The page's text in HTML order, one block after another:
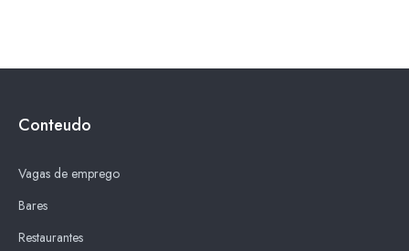
Conteudo
Vagas de emprego
Bares
Restaurantes